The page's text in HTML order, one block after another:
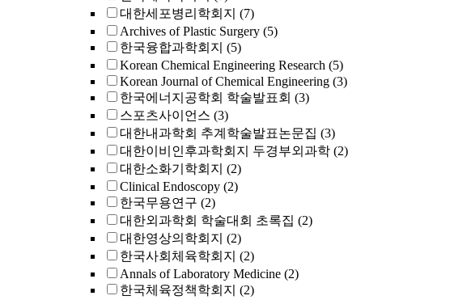
대한세포병리학회지 (7)
Archives of Plastic Surgery (5)
한국융합과학회지 (5)
Korean Chemical Engineering Research (5)
Korean Journal of Chemical Engineering (3)
한국에너지공학회 학술발표회 (3)
스포츠사이언스 (3)
대한내과학회 추계학술발표논문집 (3)
대한이비인후과학회지 두경부외과학 (2)
대한소화기학회지 (2)
Clinical Endoscopy (2)
한국무용연구 (2)
대한외과학회 학술대회 초록집 (2)
대한영상의학회지 (2)
한국사회체육학회지 (2)
Annals of Laboratory Medicine (2)
한국체육정책학회지 (2)